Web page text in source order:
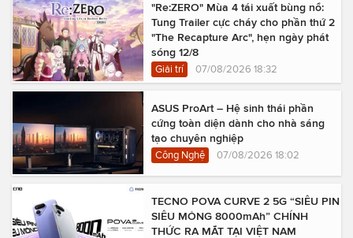
"Re:ZERO" Mùa 4 tái xuất bùng nổ:
Tung Trailer cực cháy cho phần thứ 2
"The Recapture Arc", hẹn ngày phát
sóng 12/8
Giải trí 07/08/2026 18:32
ASUS ProArt – Hệ sinh thái phần
cứng toàn diện dành cho nhà sáng
tạo chuyên nghiệp
Công Nghệ 07/08/2026 18:02
TECNO POVA CURVE 2 5G “SIÊU PIN
SIÊU MỎNG 8000mAh” CHÍNH
THỨC RA MẮT TẠI VIỆT NAM